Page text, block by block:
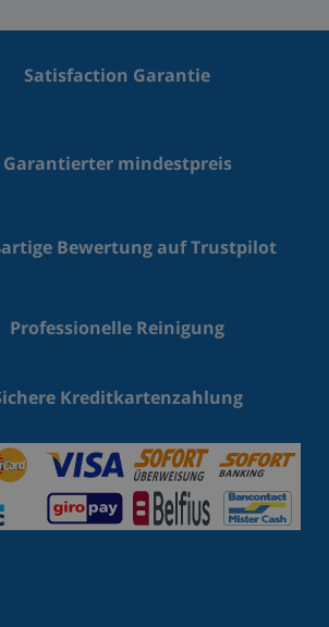
Satisfaction Garantie
Garantierter mindestpreis
Bewertung auf Trustpilot
Professionelle Reinigung
Kreditkartenzahlung